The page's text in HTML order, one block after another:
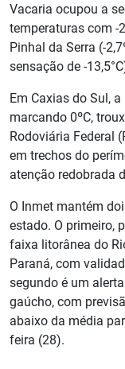
Vacaria ocupou a
temperaturas com -
Pinhal da Serra (-
sensação de -
Em Caxias do Sul,
marcando 0ºC,
Rodoviária Federal
em trechos do
atenção redobrada
O Inmet mantém
estado. O primeiro,
faixa litorânea do
Paraná, com
segundo é um
gaúcho, com
abaixo da média
feira (28).